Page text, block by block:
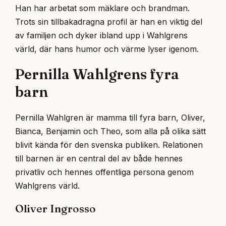
Han har arbetat som mäklare och brandman.
Trots sin tillbakadragna profil är han en viktig del
av familjen och dyker ibland upp i Wahlgrens
värld, där hans humor och värme lyser igenom.
Pernilla Wahlgrens fyra
barn
Pernilla Wahlgren är mamma till fyra barn, Oliver,
Bianca, Benjamin och Theo, som alla på olika sätt
blivit kända för den svenska publiken. Relationen
till barnen är en central del av både hennes
privatliv och hennes offentliga persona genom
Wahlgrens värld.
Oliver Ingrosso